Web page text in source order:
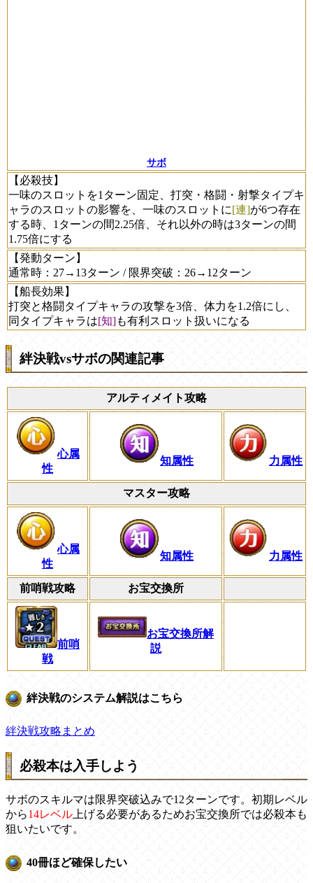
サボ
【必殺技】
一味のスロットを1ターン固定、打突・格闘・射撃タイプキ
ャラのスロットの影響を、一味のスロットに[連]が6つ存在
する時、1ターンの間2.25倍、それ以外の時は3ターンの間
1.75倍にする
【発動ターン】
通常時：27→13ターン / 限界突破：26→12ターン
【船長効果】
打突と格闘タイプキャラの攻撃を3倍、体力を1.2倍にし、
同タイプキャラは[知]も有利スロット扱いになる
絆決戦vsサボの関連記事
アルティメイト攻略
心属
性
知属性 力属性
マスター攻略
心属
性
知属性 力属性
前哨戦攻略 お宝交換所
前哨
戦
お宝交換所解
説
絆決戦のシステム解説はこちら
絆決戦攻略まとめ
必殺本は入手しよう
サボのスキルマは限界突破込みで12ターンです。初期レベル
から14レベル 上げる必要があるためお宝交換所では必殺本も
狙いたいです。
40冊ほど確保したい